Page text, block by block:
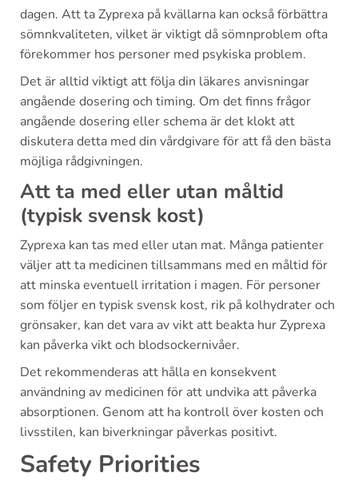
dagen. Att ta Zyprexa på kvällarna kan också förbättra
sömnkvaliteten, vilket är viktigt då sömnproblem ofta
förekommer hos personer med psykiska problem.
Det är alltid viktigt att följa din läkares anvisningar
angående dosering och timing. Om det finns frågor
angående dosering eller schema är det klokt att
diskutera detta med din vårdgivare för att få den bästa
möjliga rådgivningen.
Att ta med eller utan måltid
(typisk svensk kost)
Zyprexa kan tas med eller utan mat. Många patienter
väljer att ta medicinen tillsammans med en måltid för
att minska eventuell irritation i magen. För personer
som följer en typisk svensk kost, rik på kolhydrater och
grönsaker, kan det vara av vikt att beakta hur Zyprexa
kan påverka vikt och blodsockernivåer.
Det rekommenderas att hålla en konsekvent
användning av medicinen för att undvika att påverka
absorptionen. Genom att ha kontroll över kosten och
livsstilen, kan biverkningar påverkas positivt.
Safety Priorities